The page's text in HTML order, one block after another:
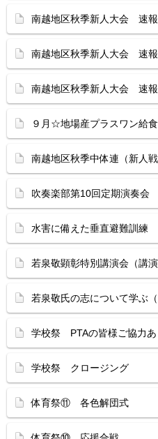
南越地区秋季新人大会 速
南越地区秋季新人大会 速
南越地区秋季新人大会 速
９月☆地場産プラスワン給食
南越地区秋季中体連（新人
吹奏楽部第10回定期演奏会
水害に備えた垂直避難訓練
若泉敬顕彰特別講演会（講
若泉敬氏の志について学ぶ（
学校祭 PTAの皆様ご協力あ
学校祭 クロージング
体育祭⑪ 各色解団式